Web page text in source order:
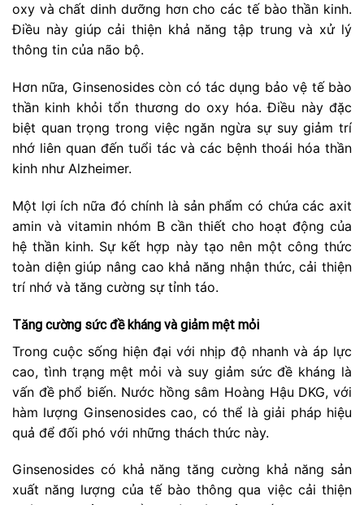
oxy và chất dinh dưỡng hơn cho các tế bào thần kinh.
Điều này giúp cải thiện khả năng tập trung và xử lý
thông tin của não bộ.
Hơn nữa, Ginsenosides còn có tác dụng bảo vệ tế bào
thần kinh khỏi tổn thương do oxy hóa. Điều này đặc
biệt quan trọng trong việc ngăn ngừa sự suy giảm trí
nhớ liên quan đến tuổi tác và các bệnh thoái hóa thần
kinh như Alzheimer.
Một lợi ích nữa đó chính là sản phẩm có chứa các axit
amin và vitamin nhóm B cần thiết cho hoạt động của
hệ thần kinh. Sự kết hợp này tạo nên một công thức
toàn diện giúp nâng cao khả năng nhận thức, cải thiện
trí nhớ và tăng cường sự tỉnh táo.
Tăng cường sức đề kháng và giảm mệt mỏi
Trong cuộc sống hiện đại với nhịp độ nhanh và áp lực
cao, tình trạng mệt mỏi và suy giảm sức đề kháng là
vấn đề phổ biến. Nước hồng sâm Hoàng Hậu DKG, với
hàm lượng Ginsenosides cao, có thể là giải pháp hiệu
quả để đối phó với những thách thức này.
Ginsenosides có khả năng tăng cường khả năng sản
xuất năng lượng của tế bào thông qua việc cải thiện